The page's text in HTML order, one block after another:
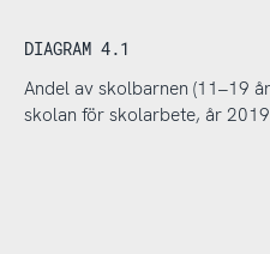
DIAGRAM 4.1
Andel av skolbarnen (11–19
skolan för skolarbete, år 2019